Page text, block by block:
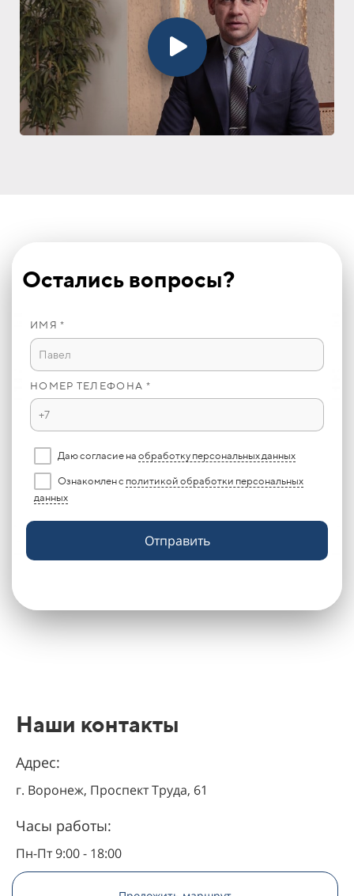
Остались вопросы?
ИМЯ *
НОМЕР ТЕЛЕФОНА *
Даю согласие на обработку персональных данных
Ознакомлен с политикой обработки персональных
данных
Отправить
Наши контакты
Адрес:
г. Воронеж, Проспект Труда, 61
Часы работы:
Пн-Пт 9:00 - 18:00